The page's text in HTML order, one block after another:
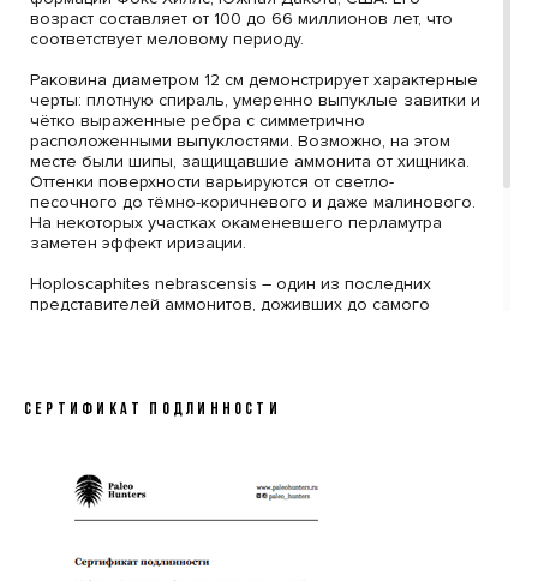
возраст составляет от 100 до 66 миллионов лет, что
соответствует меловому периоду.
Раковина диаметром 12 см демонстрирует характерные
черты: плотную спираль, умеренно выпуклые завитки и
чётко выраженные ребра с симметрично
расположенными выпуклостями. Возможно, на этом
месте были шипы, защищавшие аммонита от хищника.
Оттенки поверхности варьируются от светло-
песочного до тёмно-коричневого и даже малинового.
На некоторых участках окаменевшего перламутра
заметен эффект иризации.
Hoploscaphites nebrascensis – один из последних
представителей аммонитов, доживших до самого
Этот образец станет достойным дополнением к любой
СЕРТИФИКАТ ПОДЛИННОСТИ